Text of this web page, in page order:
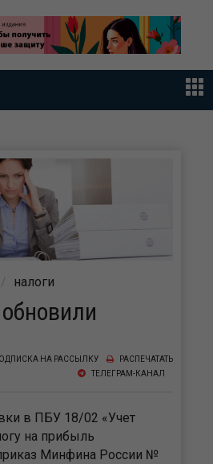
налоги
РАСПЕЧАТАТЬ
НА РАССЫЛКУ
ТЕЛЕГРАМ-КАНАЛ
в ПБУ 18/02 «Учет
на прибыль
Минфина России №